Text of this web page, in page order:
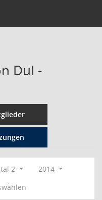
DuI -
2
2014